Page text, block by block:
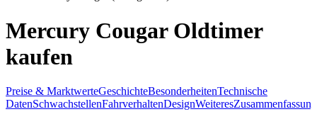
Mercury Cougar Oldtimer
kaufen
Preise & MarktwerteGeschichteBesonderheitenTechnische
DatenSchwachstellenFahrverhaltenDesignWeiteresZusammenfassung